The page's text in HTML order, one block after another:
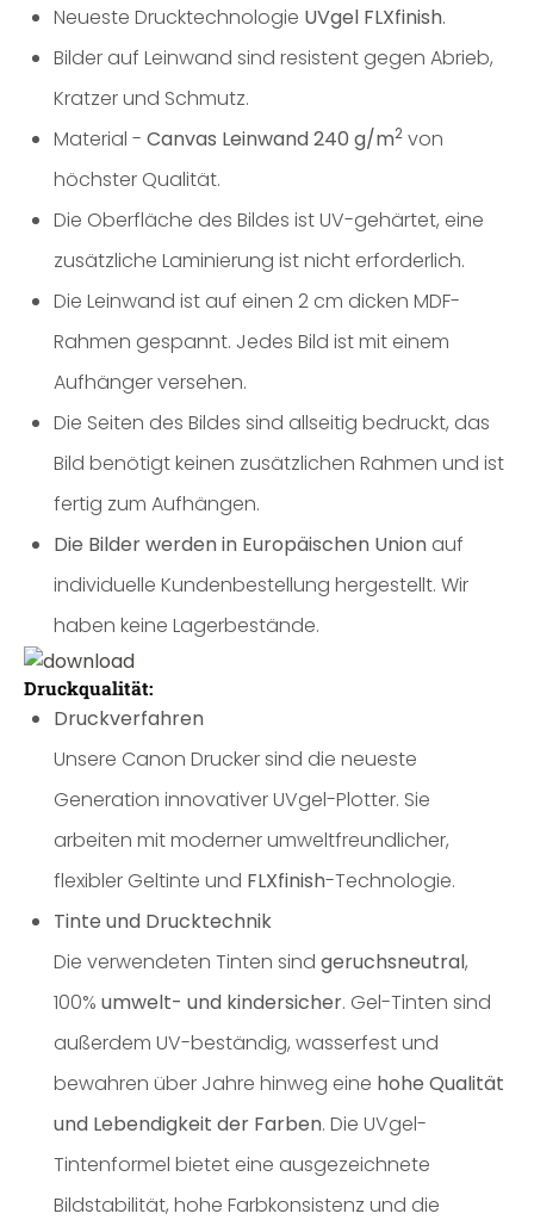
Neueste Drucktechnologie UVgel FLXfinish.
Bilder auf Leinwand sind resistent gegen Abrieb,
Kratzer und Schmutz.
Material - Canvas Leinwand 240 g/m2 von
höchster Qualität.
Die Oberfläche des Bildes ist UV-gehärtet, eine
zusätzliche Laminierung ist nicht erforderlich.
Die Leinwand ist auf einen 2 cm dicken MDF-
Rahmen gespannt. Jedes Bild ist mit einem
Aufhänger versehen.
Die Seiten des Bildes sind allseitig bedruckt, das
Bild benötigt keinen zusätzlichen Rahmen und ist
fertig zum Aufhängen.
Die Bilder werden in Europäischen Union auf
individuelle Kundenbestellung hergestellt. Wir
haben keine Lagerbestände.
Druckqualität:
Druckverfahren
Unsere Canon Drucker sind die neueste
Generation innovativer UVgel-Plotter. Sie
arbeiten mit moderner umweltfreundlicher,
flexibler Geltinte und FLXfinish-Technologie.
Tinte und Drucktechnik
Die verwendeten Tinten sind geruchsneutral,
100% umwelt- und kindersicher. Gel-Tinten sind
außerdem UV-beständig, wasserfest und
bewahren über Jahre hinweg eine hohe Qualität
und Lebendigkeit der Farben. Die UVgel-
Tintenformel bietet eine ausgezeichnete
Bildstabilität, hohe Farbkonsistenz und die